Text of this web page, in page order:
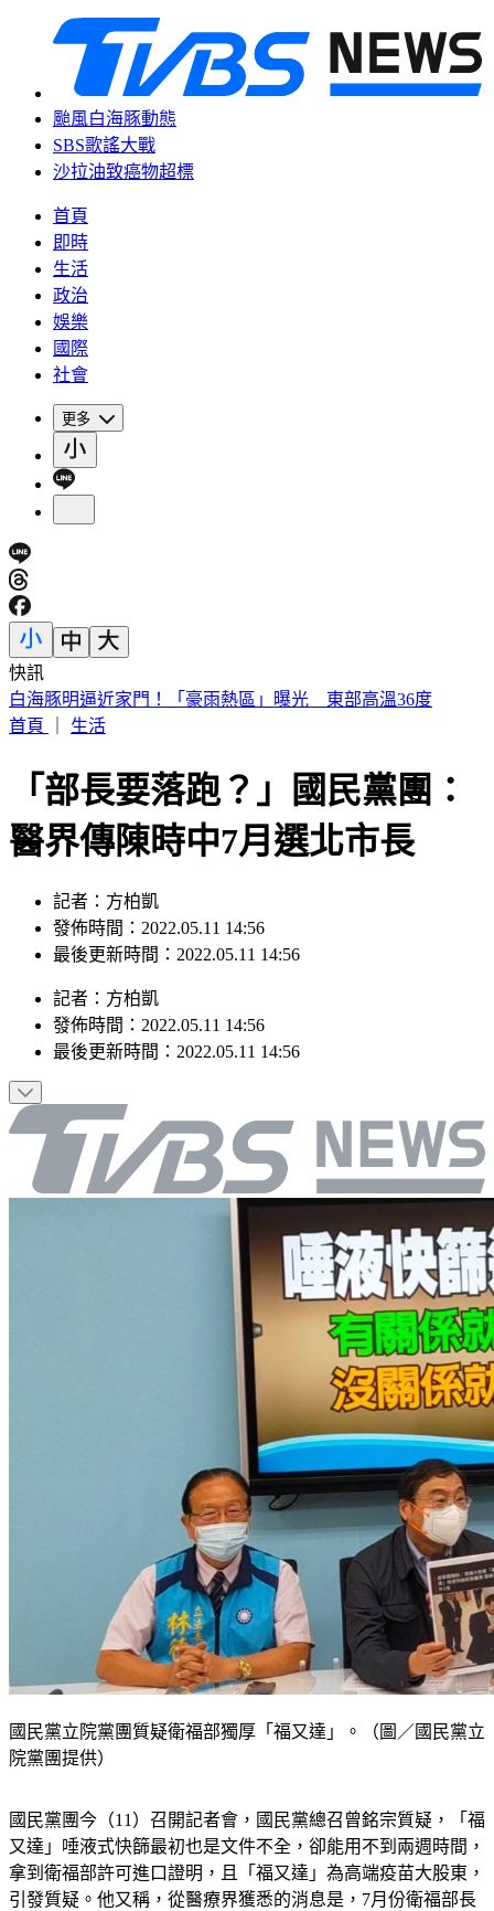
颱風白海豚動態
SBS歌謠大戰
沙拉油致癌物超標
首頁
即時
生活
政治
娛樂
國際
社會
更多
快訊
外傳石崇良辭衛福部長？政院回應了：無相關討論
首頁
生活
「部長要落跑？」國民黨團：
醫界傳陳時中7月選北市長
記者：方柏凱
發佈時間：2022.05.11 14:56
最後更新時間：2022.05.11 14:56
記者 ： 方柏凱
發佈時間： 2022.05.11 14:56
最後更新時間： 2022.05.11 14:56
國民黨立院黨團質疑衛福部獨厚「福又達」。（圖／國民黨立
院黨團提供）
國民黨團今（11）召開記者會，國民黨總召曾銘宗質疑，「福
又達」唾液式快篩最初也是文件不全，卻能用不到兩週時間，
拿到衛福部許可進口證明，且「福又達」為高端疫苗大股東，
引發質疑。他又稱，從醫療界獲悉的消息是，7月份衛福部長